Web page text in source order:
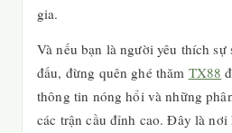
gia.
Và nếu bạn là người yêu thích
đấu, đừng quên ghé thăm TX88
thông tin nóng hổi và những
các trận cầu đỉnh cao. Đây là